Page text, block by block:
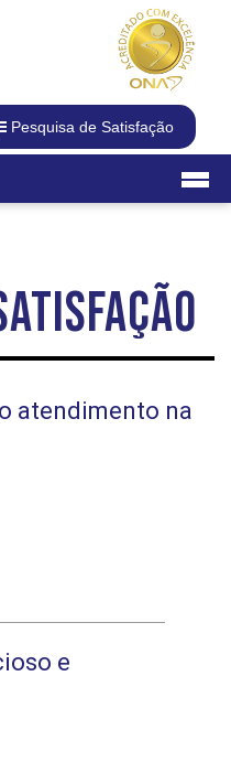
Pesquisa de Satisfação
atendimento na
e